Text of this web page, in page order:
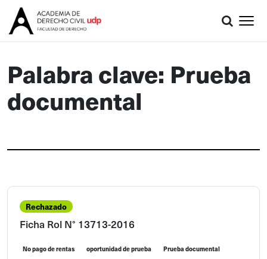
Palabra clave: Prueba
documental
Rechazado
Ficha Rol N° 13713-2016
No pago de rentas oportunidad de prueba Prueba documental